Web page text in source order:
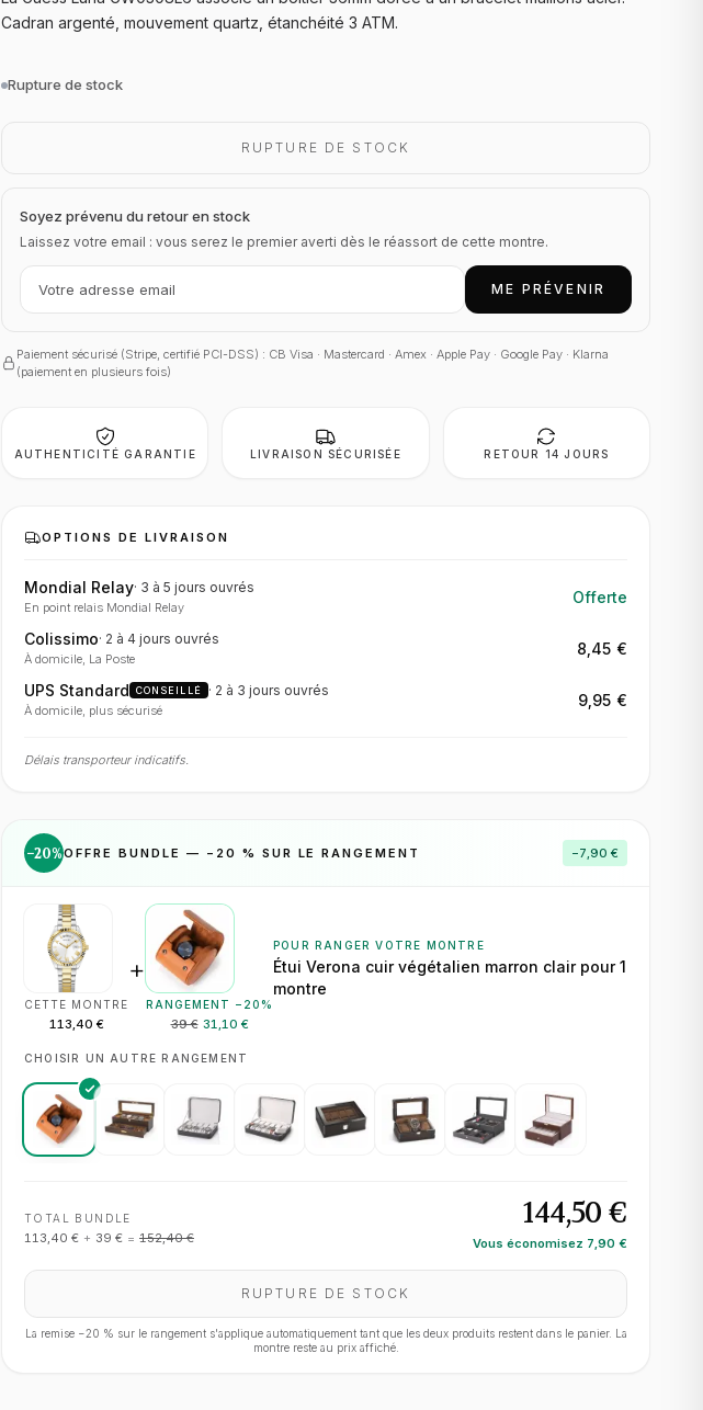
Cadran argenté, mouvement quartz, étanchéité 3 ATM.
Rupture de stock
RUPTURE DE STOCK
Soyez prévenu du retour en stock
Laissez votre email : vous serez le premier averti dès le réassort de cette montre.
ME PRÉVENIR
Paiement sécurisé (Stripe, certifié PCI-DSS) : CB Visa · Mastercard · Amex · Apple Pay · Google Pay · Klarna
(paiement en plusieurs fois)
AUTHENTICITÉ GARANTIE LIVRAISON SÉCURISÉE RETOUR 14 JOURS
OPTIONS DE LIVRAISON
Mondial Relay· 3 à 5 jours ouvrés
En point relais Mondial Relay
Offerte
Colissimo· 2 à 4 jours ouvrés
À domicile, La Poste
8,45 €
UPS Standard CONSEILLÉ · 2 à 3 jours ouvrés
À domicile, plus sécurisé
9,95 €
Délais transporteur indicatifs.
−20%OFFRE BUNDLE — − 20 % SUR LE RANGEMENT −7,90 €
CETTE MONTRE
113,40 €
+
RANGEMENT − 20 %
39 € 31,10 €
POUR RANGER VOTRE MONTRE
Étui Verona cuir végétalien marron clair pour 1
montre
CHOISIR UN AUTRE RANGEMENT
TOTAL BUNDLE
113,40 € + 39 € = 152,40 €
144,50 €
Vous économisez 7,90 €
RUPTURE DE STOCK
La remise −20 % sur le rangement s'applique automatiquement tant que les deux produits restent dans le panier. La
montre reste au prix affiché.